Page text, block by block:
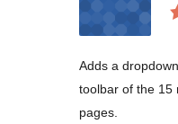
Adds a
toolbar of the 15
pages.